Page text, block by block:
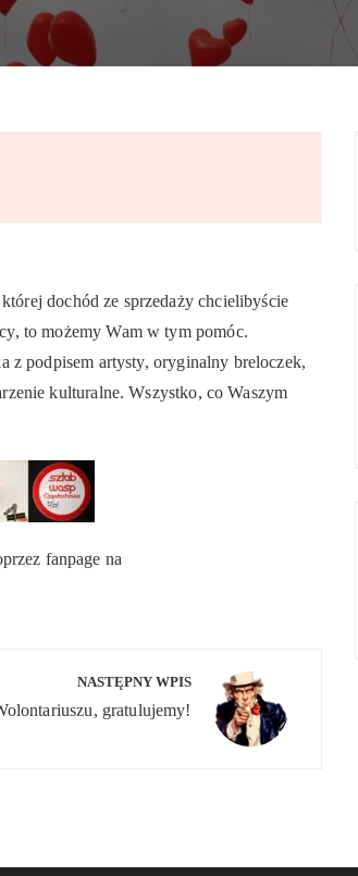
dochód ze sprzedaży chcielibyście
to możemy Wam w tym pomóc.
z podpisem artysty, oryginalny breloczek,
kulturalne. Wszystko, co Waszym
fanpage na
NASTĘPNY WPIS
gratulujemy!